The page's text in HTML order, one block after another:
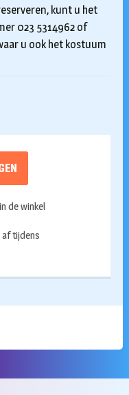
kunt u het
023 5314962 of
u ook het kostuum
de winkel
tijdens